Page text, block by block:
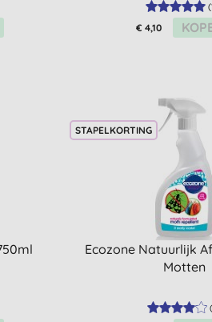
(
€ 4,10
STAPELKORTING
Ecozone Natuurlijk
Motten